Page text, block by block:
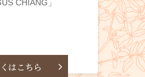
CHIANG」
はこちら